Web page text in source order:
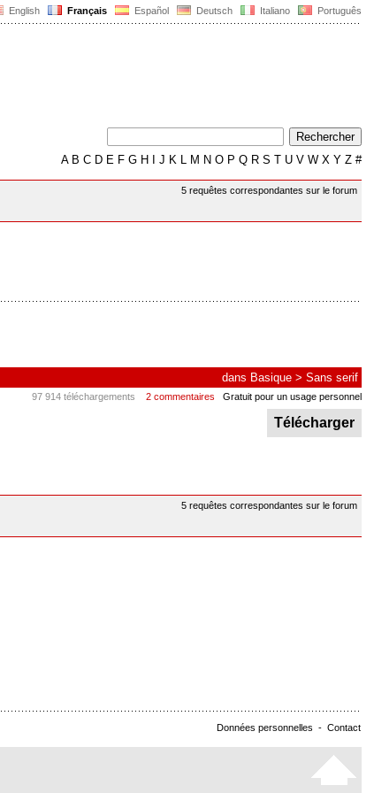
English Français Español Deutsch Italiano Português
AB C D E F G H J K L M N O P Q R S T U V W X Y Z #
5 requêtes correspondantes sur le forum
dans Basique > Sans serif
97 914 téléchargements 2 commentaires Gratuit pour un usage personnel
Télécharger
5 requêtes correspondantes sur le forum
Données personnelles - Contact